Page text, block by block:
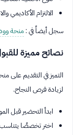
الالتزام الأكاديمي
سجل أيضاً في :منحة
نصائح مميزة
التميز في التقديم على
لزيادة فرص النجاح.
ابدأ التحضير قبل
اختر تخصصًا